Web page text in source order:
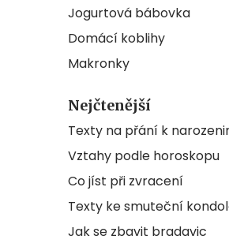
Jogurtová bábovka
Domácí koblihy
Makronky
Nejčtenější
Texty na přání k
Vztahy podle horoskopu
Co jíst při zvracení
Texty ke smuteční
Jak se zbavit bradavic